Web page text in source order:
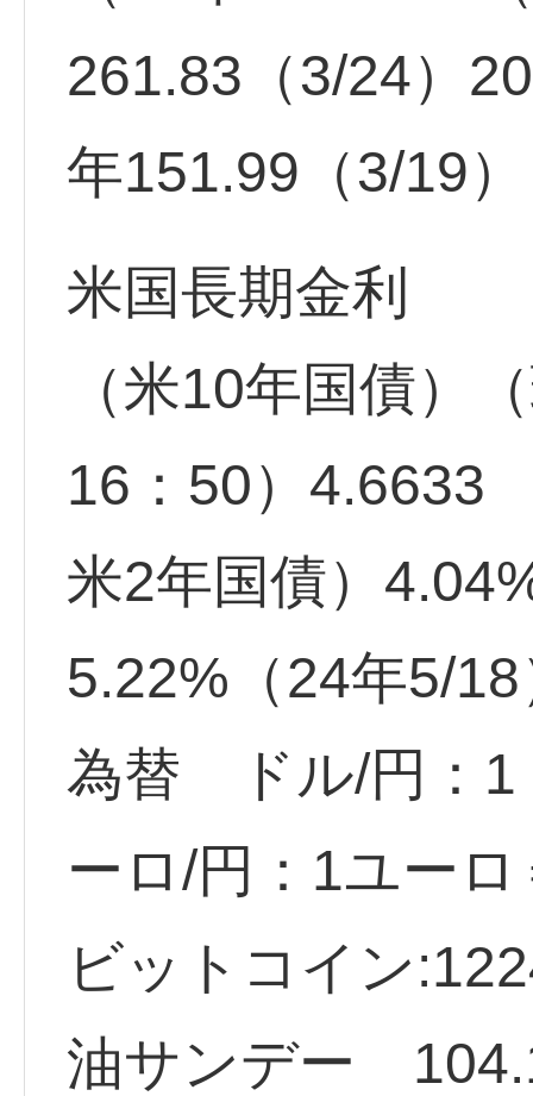
261.83（3/24）
年151.99（3/19
米国長期金利
（米10年国債
16：50）
米2年国債）
5.22%（24年5/18
為替 ドル/円：
ーロ/円：1ユー
ビットコイン
油サンデー